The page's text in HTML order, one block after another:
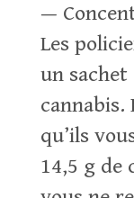
—
Les
un sachet
cannabis.
qu’ils
14,5 g de